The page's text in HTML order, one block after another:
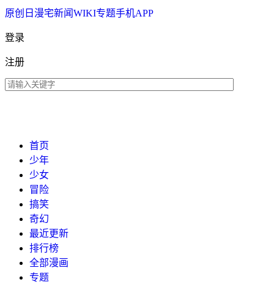
原创 日漫宅新闻WIKI专题手机APP
登录
注册
首页
少年
少女
冒险
搞笑
奇幻
最近更新
排行榜
全部漫画
专题